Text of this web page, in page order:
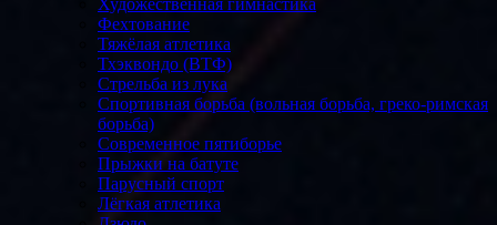
Художественная гимнастика
Фехтование
Тяжёлая атлетика
Тхэквондо (ВТФ)
Стрельба из лука
Спортивная борьба (вольная борьба, греко-римская
борьба)
Современное пятиборье
Прыжки на батуте
Парусный спорт
Лёгкая атлетика